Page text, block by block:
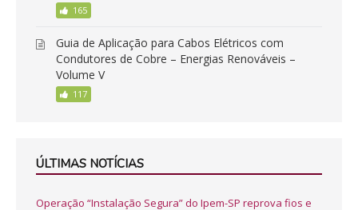
165
Guia de Aplicação para Cabos Elétricos com
Condutores de Cobre – Energias Renováveis –
Volume V
117
ÚLTIMAS NOTÍCIAS
Operação “Instalação Segura” do Ipem-SP reprova fios e